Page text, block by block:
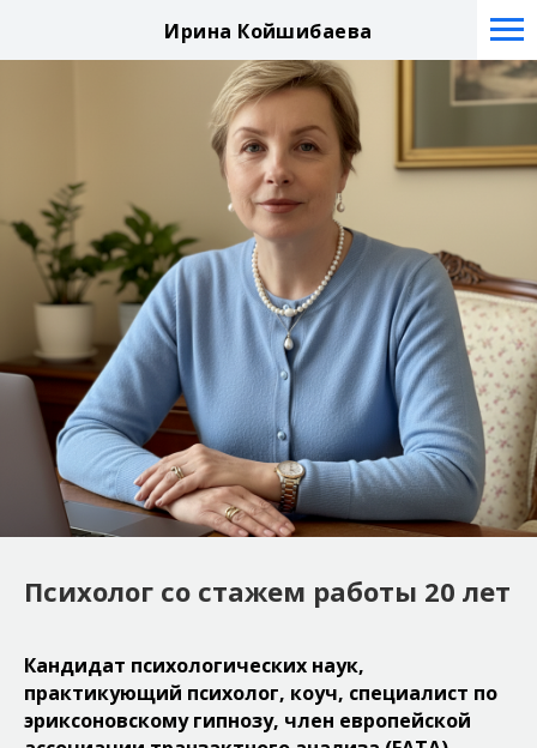
Ирина Койшибаева
Психолог со стажем работы 20 лет
Кандидат психологических наук,
практикующий психолог, коуч, специалист по
эриксоновскому гипнозу, член европейской